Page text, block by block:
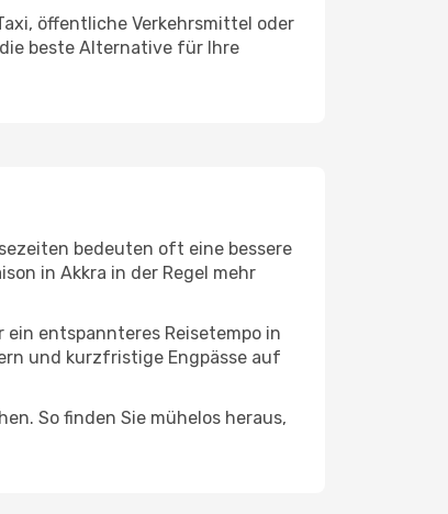
öffentliche Verkehrsmittel oder
beste Alternative für Ihre
bedeuten oft eine bessere
in Akkra in der Regel mehr
entspannteres Reisetempo in
und kurzfristige Engpässe auf
So finden Sie mühelos heraus,